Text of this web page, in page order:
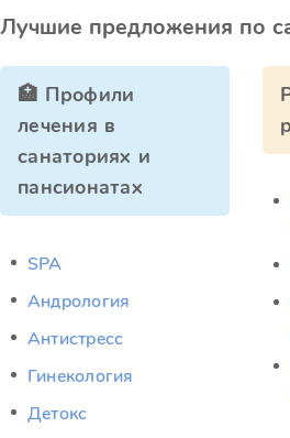
Лучшие предложения по
🏥 Профили
лечения в
санаториях и
пансионатах
SPA
Андрология
Антистресс
Гинекология
Детокс